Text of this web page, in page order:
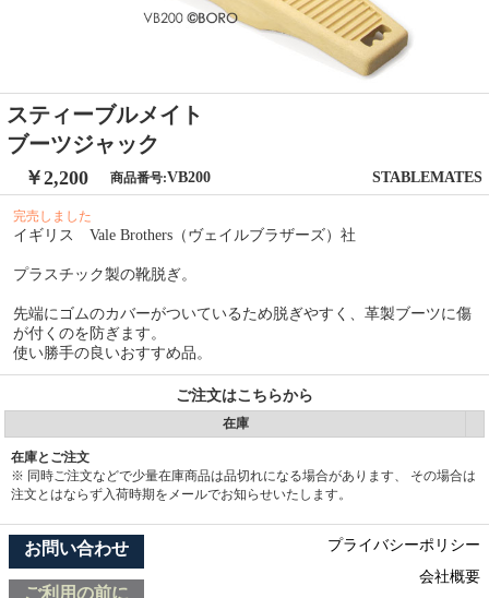
スティーブルメイト
ブーツジャック
￥2,200 商品番号:VB200 STABLEMATES
完売しました
イギリス Vale Brothers（ヴェイルブラザーズ）社
プラスチック製の靴脱ぎ。
先端にゴムのカバーがついているため脱ぎやすく、革製ブーツに傷
が付くのを防ぎます。
使い勝手の良いおすすめ品。
ご注文はこちらから
在庫
在庫とご注文
※ 同時ご注文などで少量在庫商品は品切れになる場合があります、 その場合は
注文とはならず入荷時期をメールでお知らせいたします。
お問い合わせ
ご利用の前に
プライバシーポリシー
会社概要